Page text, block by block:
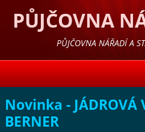
PŮJČOVNA
PŮJČOVNA NÁŘADÍ A
Novinka - JÁDROVÁ
BERNER